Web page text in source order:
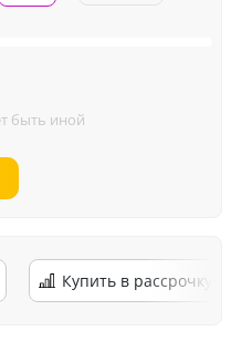
быть иной
Купить в рассрочку